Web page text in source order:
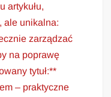
artykułu,
ale unikalna:
zarządzać
na poprawę
tytuł:**
– praktyczne